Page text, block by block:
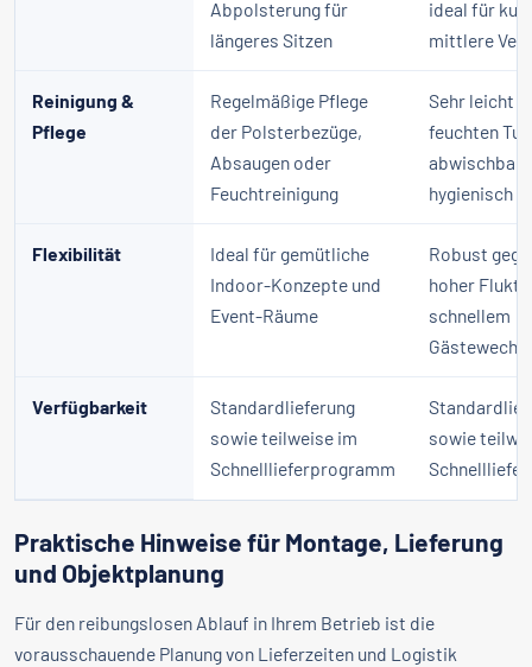
Abpolsterung für
längeres Sitzen
ideal für
mittlere
Reinigung &
Pflege
Regelmäßige Pflege
der Polsterbezüge,
Absaugen oder
Feuchtreinigung
Sehr leicht
feuchten
abwischbar,
hygienisch
Flexibilität
Ideal für gemütliche
Indoor-Konzepte und
Event-Räume
Robust
hoher
schnellem
Verfügbarkeit
Standardlieferung
sowie teilweise im
Schnelllieferprogramm
sowie
Praktische Hinweise für Montage, Lieferung
und Objektplanung
Für den reibungslosen Ablauf in Ihrem Betrieb ist die
vorausschauende Planung von Lieferzeiten und Logistik